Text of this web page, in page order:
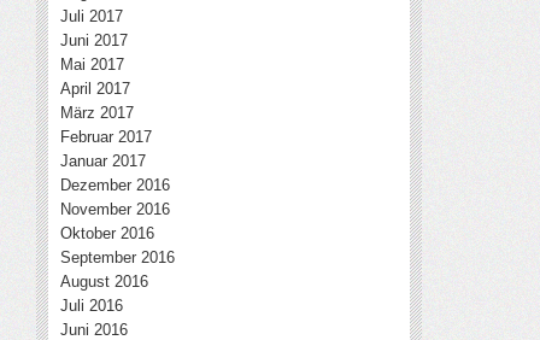
Juli 2017
Juni 2017
Mai 2017
April 2017
März 2017
Februar 2017
Januar 2017
Dezember 2016
November 2016
Oktober 2016
September 2016
August 2016
Juli 2016
Juni 2016